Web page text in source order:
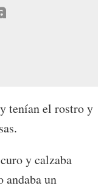
tenían el rostro y
y calzaba
andaba un